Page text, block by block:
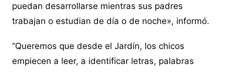
puedan desarrollarse mientras sus padres
trabajan o estudian de día o de noche», informó.
“Queremos que desde el Jardín, los chicos
empiecen a leer, a identificar letras, palabras